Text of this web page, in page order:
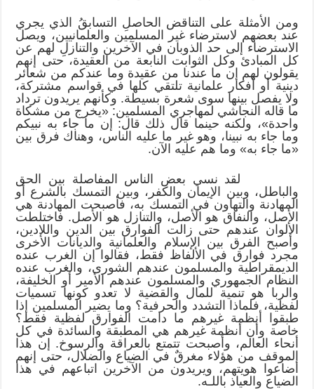
ومن الأمثلة على التناقض الحاصلِ التسابقُ الذي يجري
عند بعضهم لاسترضاء غير المسلمين والعلمانيين، ويصل
الاسترضاء إلى حد الذوبان في الآخرين والتنازلِ لهم عن
كل المبادئ وكل الثوابت النابعة من العقيدة، حتى إنهم
يقولون لهم إن ما عندنا من عقيدة وما عندكم من شعائر
دينية أو أفكار علمانية تلتقي كلها في قواسم مشتركة،
ولا يفصل بينها سوى شعرة بسيطة. وكأنهم يريدون ترداد
ما قاله النجاشي لمهاجري المسلمين: «يخرج من مشكاة
واحدة»، ولكنه حينما قال ذلك قال: إن ما جاء به نبيكم
وما جاء به نبينا، وهو غير ما عليه الناس، وهناك فرق بين
«ما جاء به» وما هم عليه الآن.
لقد نسي بعض الناس المفاصلة بين الحق
والباطل، وبين الإيمان والكفر، وبين التمسك بالشرع أو
المهادنة والتهاون في التمسك به، فأصبحت المهادنة هي
الأصل، والنفاق هو الأصل، والتنازل هو الأصل. فاختلطت
الألوان عندهم حتى زالت الفوارق بين الدين واللادين،
وأصبح الفرق بين الإسلام والعلمانية والديانات الأخرى
مجرد فوارق في الألفاظ فقط، فقالوا إن الغرب عنده
الديمقراطية والمسلمون عندهم الشورى، والغرب عنده
النظام الجمهوري والمسلمون عندهم الأمير أو الخليفة،
والربا هو تنمية للمال والقضية لا تعدو كونها تسميات
لفظية، فلماذا التشدد والحرفية؟ وما يضير المسلمين إذا
طبقوا أنظمة غيرهم ما دامت الفوارق لفظية فقط؟
خاصة وأن أنظمة غيرهم هي المطبقة والسائدة في كل
أنحاء العالم، وأصبحت تتمتع بالعراقة والرسوخ. إن هذا
الموقف من هؤلاء مغرقٌ في الضياع والضلال، حتى إنهم
أضاعوا هويتهم، ويريدون من الآخرين اتباعهم في هذا
الضياع والعياذ باللـه.